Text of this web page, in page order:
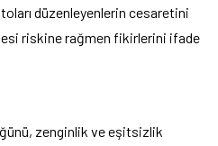
düzenleyenlerin cesaretini
riskine rağmen fikirlerini ifade
zenginlik ve eşitsizlik